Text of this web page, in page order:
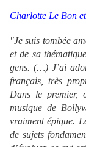
Charlotte Le Bon
"Je suis tombée
et de sa
gens. (…) J’ai
français, très
Dans le premier,
musique de
vraiment épique.
de sujets